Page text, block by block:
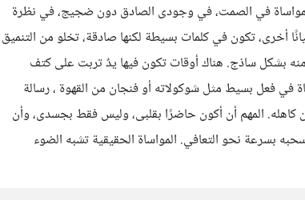
في الصمت، في وجودى الصادق دون ضجيج، في نظرة
أخرى، تكون في كلمات بسيطة لكنها صادقة، تخلو من التنميق
بشكل ساذج. هناك أوقات تكون فيها يدٌ تربت على كتف
فعل بسيط مثل شوكولاته أو فنجان من القهوة ، رسالة
المهم أن أكون حاضرًا بقلبى، وليس فقط بجسدى، وأن
بسرعة نحو التعافي. المواساة الحقيقية تشبه الضوء